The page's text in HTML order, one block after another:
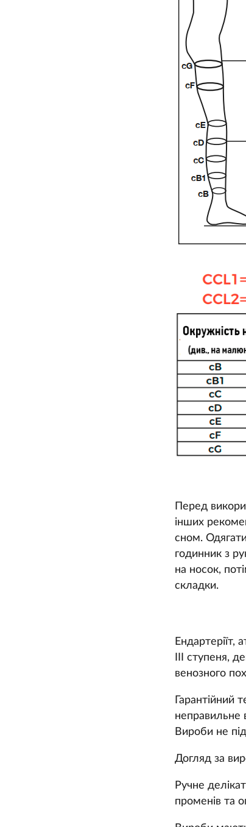
Перед
інших
сном.
годинник з
на носок,
складки.
Ендартеріїт,
ІІІ ступеня,
венозного
Гарантійний
неправильне
Вироби не
Догляд за
Ручне
променів та